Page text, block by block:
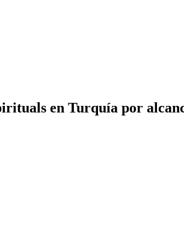
en Turquía por